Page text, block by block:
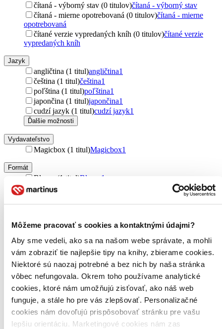
Môžeme pracovať s cookies a kontaktnými údajmi?
Aby sme vedeli, ako sa na našom webe správate, a mohli
vám zobraziť tie najlepšie tipy na knihy, zbierame cookies.
Niektoré sú naozaj potrebné a bez nich by naša stránka
vôbec nefungovala. Okrem toho používame analytické
cookies, ktoré nám umožňujú zisťovať, ako náš web
funguje, a stále ho pre vás zlepšovať. Personalizačné
cookies nám dovoľujú prispôsobovať stránku pre vašu
lepšiu orientáciu. Marketingové cookies nám zas
čítaná - výborný stav (0 titulov)čítaná - výborný stav
čítaná - mierne opotrebovaná (0 titulov)čítaná - mierne
opotrebovaná
čítané verzie vypredaných kníh (0 titulov)čítané verzie
vypredaných kníh
Jazyk
angličtina (1 titul)angličtina1
čeština (1 titul)čeština1
poľština (1 titul)poľština1
japončina (1 titul)japončina1
cudzí jazyk (1 titul)cudzí jazyk1
Ďalšie možnosti
Vydavateľstvo
Magicbox (1 titul)Magicbox1
Formát
Bluray (1 titul)Bluray 1
Zúžiť výber
Bestsellery
Top hodnotené
Novinky
Najdrahšie
Najlacnejšie
Najvyššia zľava